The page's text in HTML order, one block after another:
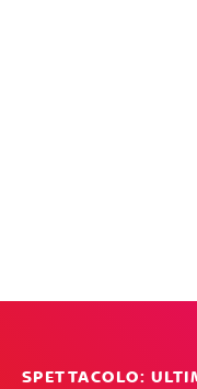
SPETTACOLO: